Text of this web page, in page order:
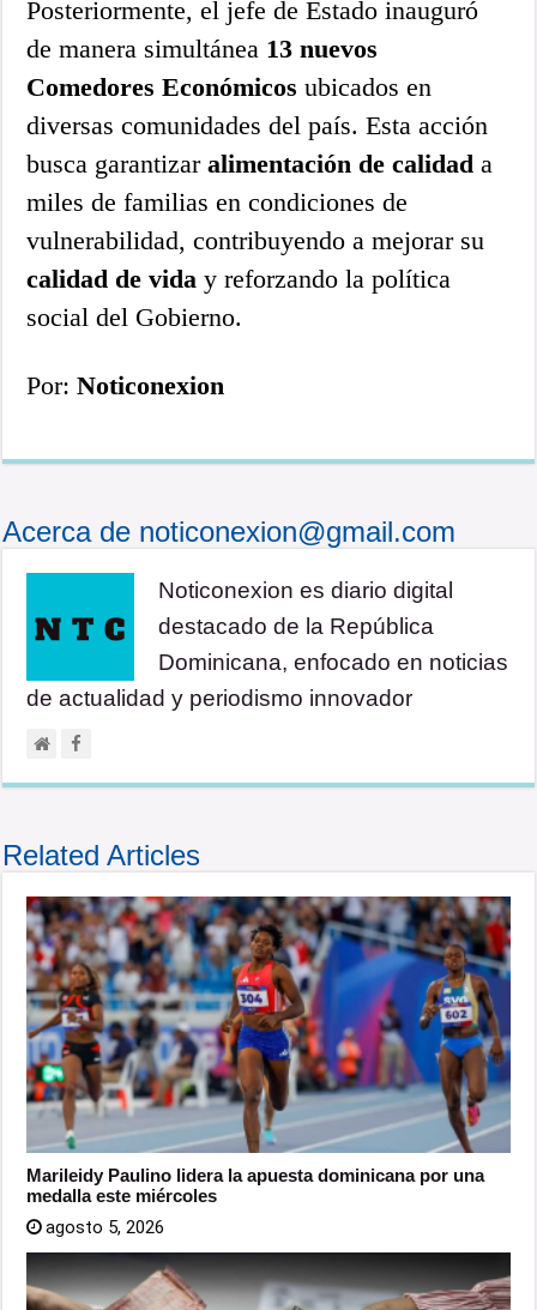
Posteriormente, el jefe de Estado inauguró
de manera simultánea 13 nuevos
Comedores Económicos ubicados en
diversas comunidades del país. Esta acción
busca garantizaralimentación de calidad a
miles de familias en condiciones de
vulnerabilidad, contribuyendo a mejorar su
calidad de vida y reforzando la política
social del Gobierno.
Por:Noticonexion
Acerca de noticonexion@gmail.com
Noticonexion es diario digital
destacado de la República
Dominicana, enfocado en noticias
de actualidad y periodismo innovador
Related Articles
Marileidy Paulino lidera la apuesta dominicana por una
medalla este miércoles
agosto 5, 2026